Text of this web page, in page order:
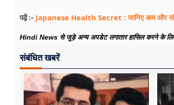
पढ़ें :- Japanese Health Secret : जानिए कम और
Hindi News से जुड़े अन्य अपडेट लगातार हासिल करने के
संबंधित खबरें